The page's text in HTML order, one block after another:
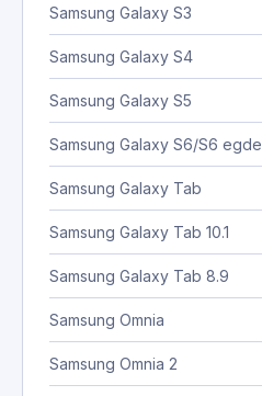
Samsung Galaxy S3
Samsung Galaxy S4
Samsung Galaxy S5
Samsung Galaxy S6/S6 egde
Samsung Galaxy Tab
Samsung Galaxy Tab 10.1
Samsung Galaxy Tab 8.9
Samsung Omnia
Samsung Omnia 2